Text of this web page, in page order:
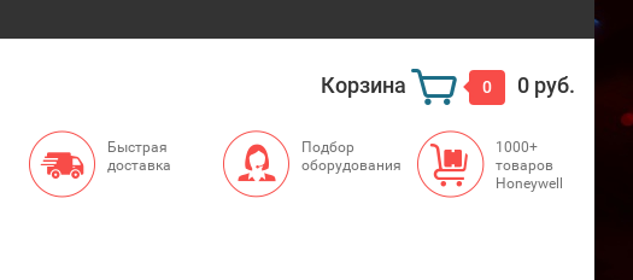
Корзина 0 0 руб.
Быстрая
доставка
Подбор
оборудования
1000+
товаров
Honeywell